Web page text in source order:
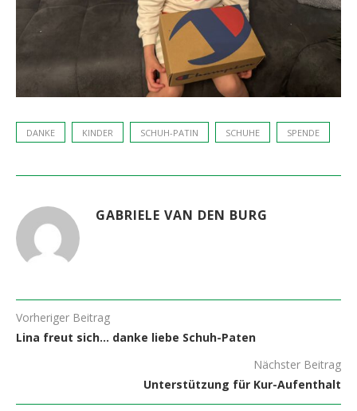
DANKE KINDER SCHUH-PATIN SCHUHE SPENDE
GABRIELE VAN DEN BURG
Vorheriger Beitrag
Lina freut sich… danke liebe Schuh-Paten
Nächster Beitrag
Unterstützung für Kur-Aufenthalt